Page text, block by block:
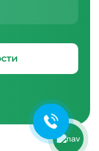
Готова помочь
мне, если у
вопросы.